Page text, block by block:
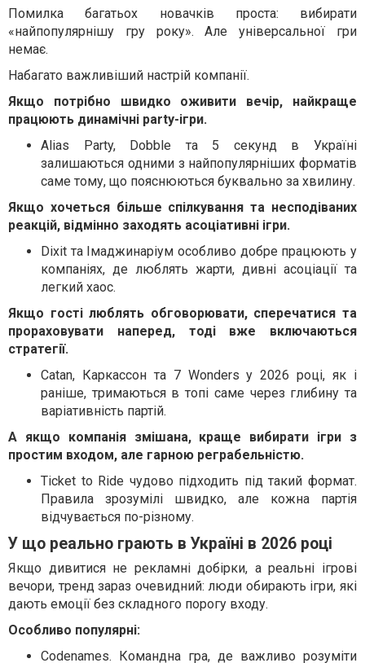
Помилка багатьох новачків проста: вибирати
«найпопулярнішу гру року». Але універсальної гри
немає.
Набагато важливіший настрій компанії.
Якщо потрібно швидко оживити вечір, найкраще
працюють динамічні party-ігри.
Alias Party, Dobble та 5 секунд в Україні
залишаються одними з найпопулярніших форматів
саме тому, що пояснюються буквально за хвилину.
Якщо хочеться більше спілкування та несподіваних
реакцій, відмінно заходять асоціативні ігри.
Dixit та Імаджинаріум особливо добре працюють у
компаніях, де люблять жарти, дивні асоціації та
легкий хаос.
Якщо гості люблять обговорювати, сперечатися та
прораховувати наперед, тоді вже включаються
стратегії.
Catan, Каркассон та 7 Wonders у 2026 році, як і
раніше, тримаються в топі саме через глибину та
варіативність партій.
А якщо компанія змішана, краще вибирати ігри з
простим входом, але гарною реграбельністю.
Ticket to Ride чудово підходить під такий формат.
Правила зрозумілі швидко, але кожна партія
відчувається по-різному.
У що реально грають в Україні в 2026 році
Якщо дивитися не рекламні добірки, а реальні ігрові
вечори, тренд зараз очевидний: люди обирають ігри, які
дають емоції без складного порогу входу.
Особливо популярні:
Codenames. Командна гра, де важливо розуміти